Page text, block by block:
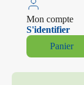
Mon compte
S'identifier
Panier